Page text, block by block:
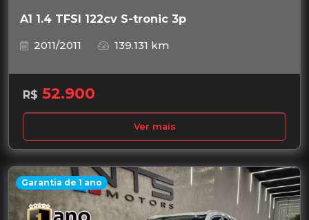
A1 1.4 TFSI 122cv S-tronic 3p
2011/2011
139.131 km
R$ 52.900
Ver mais
Garantia de 1 ano